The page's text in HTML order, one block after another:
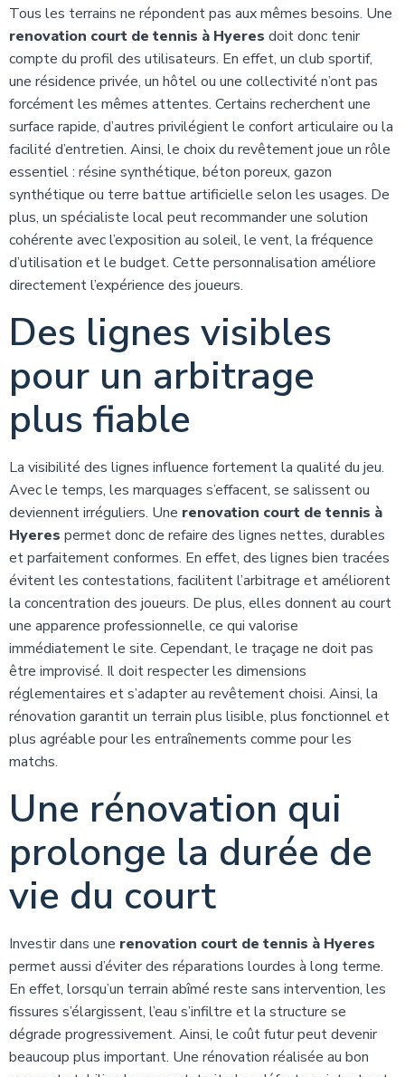
Tous les terrains ne répondent pas aux mêmes besoins. Une
renovation court de tennis à Hyeres doit donc tenir
compte du profil des utilisateurs. En effet, un club sportif,
une résidence privée, un hôtel ou une collectivité n’ont pas
forcément les mêmes attentes. Certains recherchent une
surface rapide, d’autres privilégient le confort articulaire ou la
facilité d’entretien. Ainsi, le choix du revêtement joue un rôle
essentiel : résine synthétique, béton poreux, gazon
synthétique ou terre battue artificielle selon les usages. De
plus, un spécialiste local peut recommander une solution
cohérente avec l’exposition au soleil, le vent, la fréquence
d’utilisation et le budget. Cette personnalisation améliore
directement l’expérience des joueurs.
Des lignes visibles
pour un arbitrage
plus fiable
La visibilité des lignes influence fortement la qualité du jeu.
Avec le temps, les marquages s’effacent, se salissent ou
deviennent irréguliers. Une renovation court de tennis à
Hyeres permet donc de refaire des lignes nettes, durables
et parfaitement conformes. En effet, des lignes bien tracées
évitent les contestations, facilitent l’arbitrage et améliorent
la concentration des joueurs. De plus, elles donnent au court
une apparence professionnelle, ce qui valorise
immédiatement le site. Cependant, le traçage ne doit pas
être improvisé. Il doit respecter les dimensions
réglementaires et s’adapter au revêtement choisi. Ainsi, la
rénovation garantit un terrain plus lisible, plus fonctionnel et
plus agréable pour les entraînements comme pour les
matchs.
Une rénovation qui
prolonge la durée de
vie du court
Investir dans une renovation court de tennis à Hyeres
permet aussi d’éviter des réparations lourdes à long terme.
En effet, lorsqu’un terrain abîmé reste sans intervention, les
fissures s’élargissent, l’eau s’infiltre et la structure se
dégrade progressivement. Ainsi, le coût futur peut devenir
beaucoup plus important. Une rénovation réalisée au bon